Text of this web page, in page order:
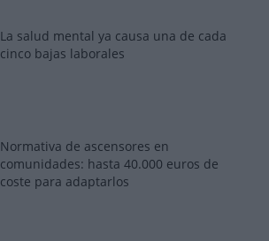
La salud mental ya causa una de cada
cinco bajas laborales
Normativa de ascensores en
comunidades: hasta 40.000 euros de
coste para adaptarlos